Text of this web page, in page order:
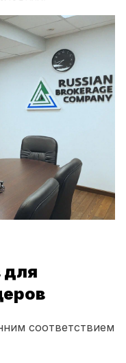
для
соответствием